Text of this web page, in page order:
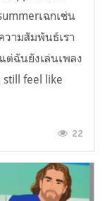
เฉกเช่น
วามสัมพันธ์เรา
ต่ฉันยังเล่นเพลง
feel like
22